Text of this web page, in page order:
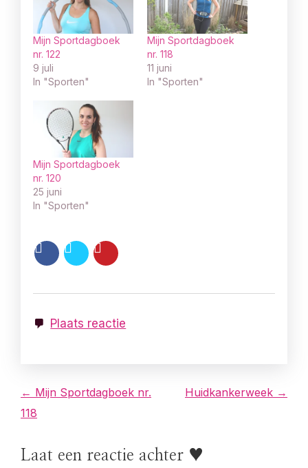
Mijn Sportdagboek
nr. 122
9 juli
In "Sporten"
Mijn Sportdagboek
nr. 118
11 juni
In "Sporten"
Mijn Sportdagboek
nr. 120
25 juni
In "Sporten"
Plaats reactie
B
e
r
← Mijn Sportdagboek nr.
118
Huidkankerweek →
Laat een reactie achter ♥